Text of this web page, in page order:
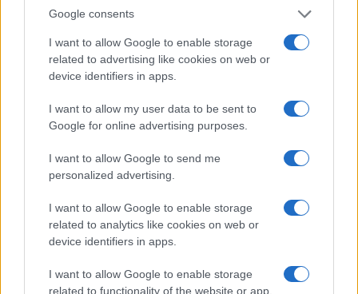
Google consents
I want to allow Google to enable storage
related to advertising like cookies on web or
device identifiers in apps.
I want to allow my user data to be sent to
Google for online advertising purposes.
I want to allow Google to send me
personalized advertising.
I want to allow Google to enable storage
related to analytics like cookies on web or
device identifiers in apps.
I want to allow Google to enable storage
related to functionality of the website or app.
trasferiti in Spagna (cosiddetta “Beckham law”, art.
93 e successive modifiche) permette ai beneficiari
di essere tassati in modo agevolato sui redditi di
fonte spagnola con un’aliquota fissa (tipicamente
24% fino a un certo tetto) e di non essere tassati
in Spagna sui redditi esteri in determinate
beneficiari.
Dimensione del fenomeno:testate autorevoli
hanno riportato numeri importanti: ad esempio
País segnala che nel 2023 circa
contribuentihanno usufruito del regime (dato di